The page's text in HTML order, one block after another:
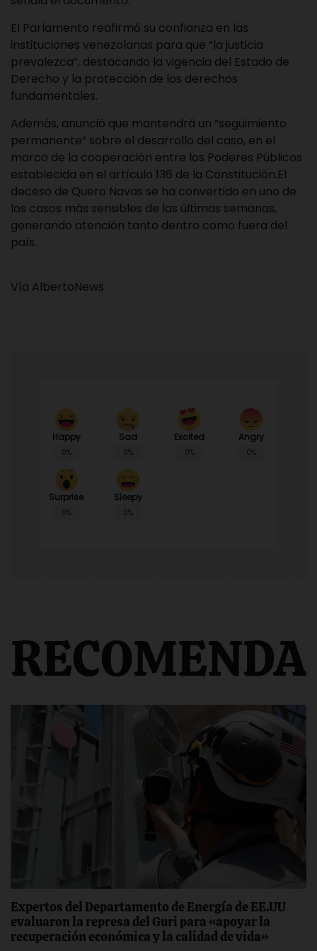
El Parlamento reafirmó su confianza en las
instituciones venezolanas para que “la justicia
prevalezca”, destacando la vigencia del Estado de
Derecho y la protección de los derechos
fundamentales.
Además, anunció que mantendrá un “seguimiento
permanente” sobre el desarrollo del caso, en el
marco de la cooperación entre los Poderes Públicos
establecida en el artículo 136 de la Constitución.El
deceso de Quero Navas se ha convertido en uno de
los casos más sensibles de las últimas semanas,
generando atención tanto dentro como fuera del
país.
Vía AlbertoNews
Happy
0%
Sad
0%
Excited
0%
Angry
0%
Surprise
0%
Sleepy
0%
Expertos del Departamento de Energía de EE.UU
evaluaron la represa del Guri para «apoyar la
recuperación económica y la calidad de vida»